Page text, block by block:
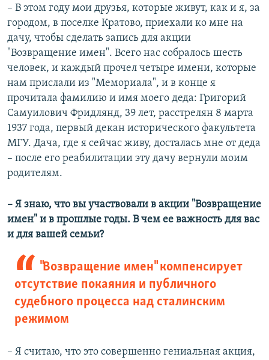
– В этом году мои друзья, которые живут, как и я, за
городом, в поселке Кратово, приехали ко мне на
дачу, чтобы сделать запись для акции
"Возвращение имен". Всего нас собралось шесть
человек, и каждый прочел четыре имени, которые
нам прислали из "Мемориала", и в конце я
прочитала фамилию и имя моего деда: Григорий
Самуилович Фридлянд, 39 лет, расстрелян 8 марта
1937 года, первый декан исторического факультета
МГУ. Дача, где я сейчас живу, досталась мне от деда
– после его реабилитации эту дачу вернули моим
родителям.
–​ Я знаю, что вы участвовали в акции "Возвращение
имен" и в прошлые годы. В чем ее важность для вас
и для вашей семьи?
"Возвращение имен" компенсирует
отсутствие покаяния и публичного
судебного процесса над сталинским
режимом
– Я считаю, что это совершенно гениальная акция,